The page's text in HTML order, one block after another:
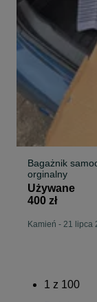
Bagażnik
orginalny
Używane
400 zł
Kamień - 21 lipca
1 z 100